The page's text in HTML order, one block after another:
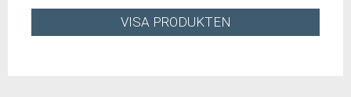
VISA PRODUKTEN